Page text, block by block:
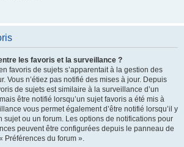
les favoris et la surveillance ?
favoris de sujets s’apparentait à la gestion des
Vous n’étiez pas notifié des mises à jour. Depuis
de sujets est similaire à la surveillance d’un
être notifié lorsqu’un sujet favoris a été mis à
vous permet également d’être notifié lorsqu’il y
sujet ou un forum. Les options de notifications pour
peuvent être configurées depuis le panneau de
Préférences du forum ».